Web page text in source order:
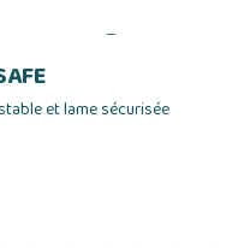
et lame sécurisée